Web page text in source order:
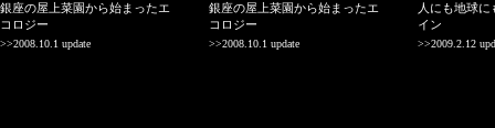
銀座の屋上菜園から始まったエ
コロジー
>>2008.10.1 update
銀座の屋上菜園から始まったエ
コロジー
>>2008.10.1 update
人にも地球
イン
>>2009.2.12